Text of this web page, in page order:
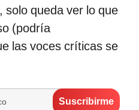
solo queda ver lo que
(podría
las voces críticas se